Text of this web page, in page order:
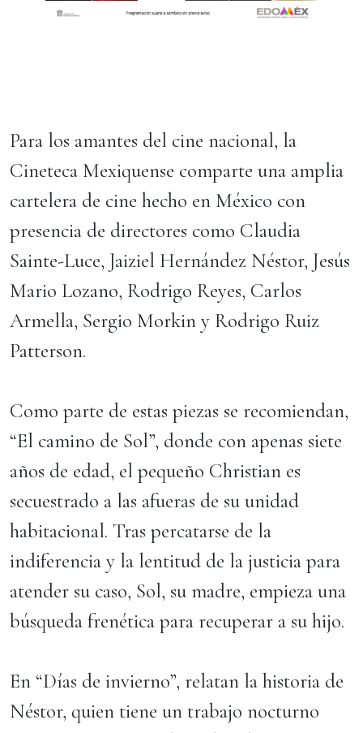
Para los amantes del cine nacional, la
Cineteca Mexiquense comparte una amplia
cartelera de cine hecho en México con
presencia de directores como Claudia
Sainte-Luce, Jaiziel Hernández Néstor, Jesús
Mario Lozano, Rodrigo Reyes, Carlos
Armella, Sergio Morkin y Rodrigo Ruiz
Patterson.
Como parte de estas piezas se recomiendan,
“El camino de Sol”, donde con apenas siete
años de edad, el pequeño Christian es
secuestrado a las afueras de su unidad
habitacional. Tras percatarse de la
indiferencia y la lentitud de la justicia para
atender su caso, Sol, su madre, empieza una
búsqueda frenética para recuperar a su hijo.
En “Días de invierno”, relatan la historia de
Néstor, quien tiene un trabajo nocturno